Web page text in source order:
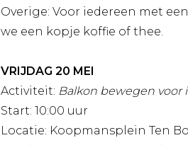
Overige: Voor iedereen met
we een kopje koffie of thee.
VRIJDAG 20 MEI
Activiteit: Balkon bewegen voor
Start: 10:00 uur
Locatie: Koopmansplein Ten